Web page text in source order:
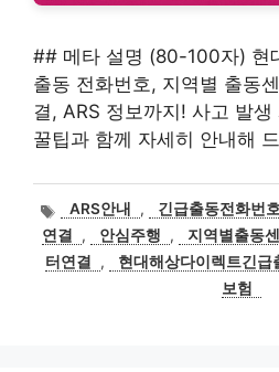
## 메타 설명 (80-100자) 현
출동 전화번호, 지역별 출동
결, ARS 정보까지! 사고 발
꿀팁과 함께 자세히 안내해
태
그
ARS안내 , 긴급출동전화번호
연결
, 안심주행 , 지역별출동
터연결
, 현대해상다이렉트긴급
보험